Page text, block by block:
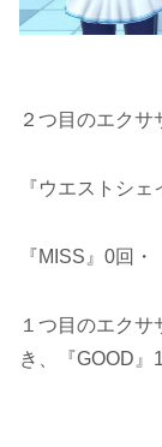
２つ目のエクサ
『ウエストシ
『MISS』0回
１つ目のエク
き、『GOOD